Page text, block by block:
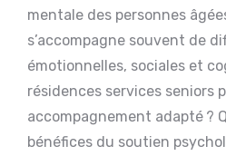
mentale des personnes
s’accompagne souvent de
émotionnelles, sociales et
résidences services seniors
accompagnement adapté ?
bénéfices du soutien